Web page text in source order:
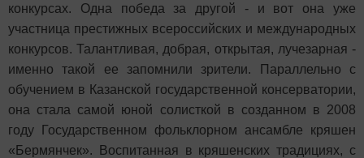
конкурсах. Одна победа за другой - и вот она уже
участница престижных всероссийских и международных
конкурсов. Талантливая, добрая, открытая, лучезарная -
именно такой ее запомнили зрители. Параллельно с
обучением в Казанской государственной консерватории,
она стала самой юной солисткой в созданном в 2008
году Государственном фольклорном ансамбле кряшен
«Бермянчек». Воспитанная в кряшенских традициях, с